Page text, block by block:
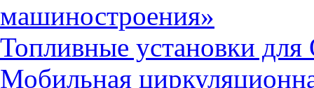
машиностроения»
Топливные установки
Мобильная